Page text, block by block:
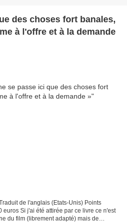
des choses fort banales,
à l'offre et à la demande
de l'anglais (Etats-Unis) Points
euros Si j'ai été attirée par ce livre ce n'est
du film (librement adapté) mais de